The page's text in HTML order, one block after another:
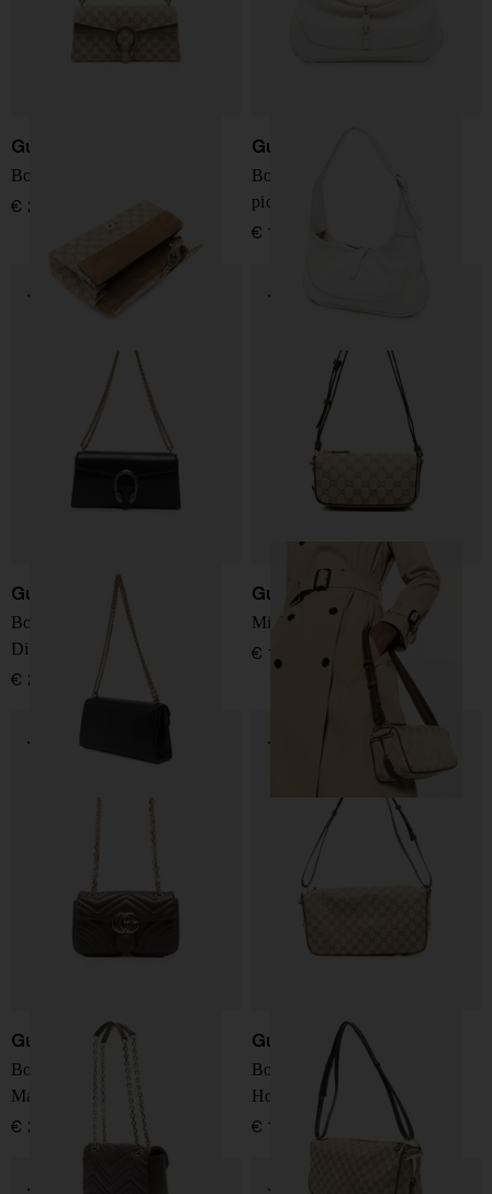
Gucci
Borsa a spalla Dionysus
€ 2.700,00
Gucci
Borsa a spalla Jackie Slim
piccola
€ 1.950,00
Gucci
Borsa a spalla in pelle
Dionysus
€ 2.900,00
Gucci
Mini bag Half Horsebit
€ 1.400,00
Gucci
Borsa a spalla in pelle GG
Marmont piccola
€ 2.100,00
Gucci
Borsa a spalla media Half
Horsebit
€ 1.900,00